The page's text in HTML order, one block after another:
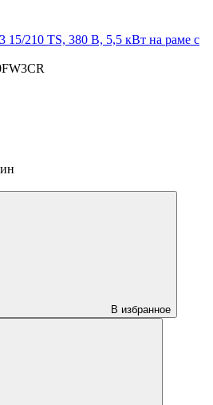
15/210 TS, 380 В, 5,5 кВт на раме с
В избранное